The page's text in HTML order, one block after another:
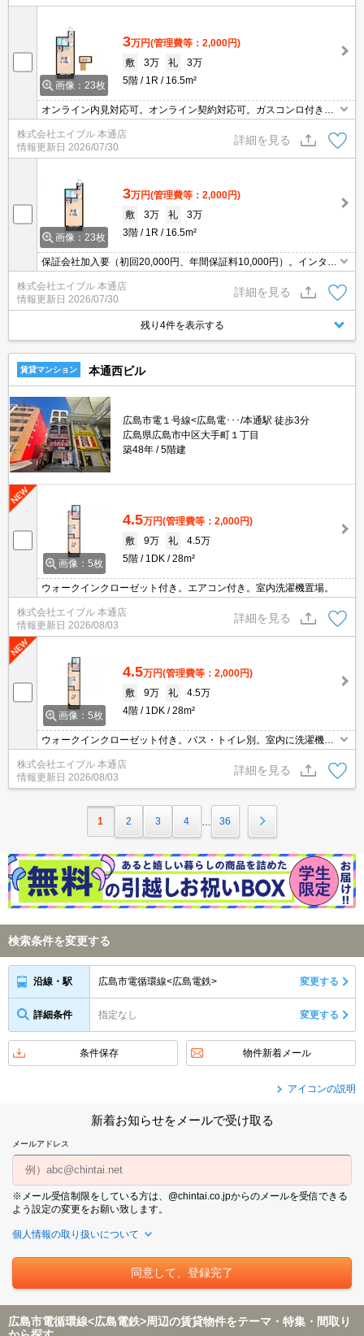
画像：23枚
3万円(管理費等：2,000円)
敷
3万 礼
3万
5階
1R 16.5m²
オンライン内見対応可。オンライン契約対応可。ガスコンロ付き。
インターネット無料。24時間営業のスーパーへ100m。
株式会社エイブル 本通店
情報更新日 2026/07/30
詳細を見る
画像：23枚
3万円(管理費等：2,000円)
敷
3万 礼
3万
3階
1R 16.5m²
保証会社加入要（初回20,000円、年間保証料10,000円）。インター
ネット無料。
株式会社エイブル 本通店
情報更新日 2026/07/30
詳細を見る
残り4件を表示する
賃貸マンション 本通西ビル
広島市電１号線<広島電･･･/本通駅 徒歩3分
広島県広島市中区大手町１丁目
築48年
5階建
画像：5枚
4.5万円(管理費等：2,000円)
敷
9万 礼
4.5万
5階
1DK 28m²
ウォークインクローゼット付き。エアコン付き。室内洗濯機置場。
株式会社エイブル 本通店
情報更新日 2026/08/03
詳細を見る
画像：5枚
4.5万円(管理費等：2,000円)
敷
9万 礼
4.5万
4階
1DK 28m²
ウォークインクローゼット付き。バス・トイレ別。室内に洗濯機置
場あり。
株式会社エイブル 本通店
情報更新日 2026/08/03
詳細を見る
1 2 3 4 36
検索条件を変更する
沿線・駅 広島市電循環線<広島電鉄> 変更する
詳細条件 指定なし 変更する
条件保存 物件新着メール
アイコンの説明
新着お知らせをメールで受け取る
メールアドレス
※メール受信制限をしている方は、@chintai.co.jpからのメールを受信できる
よう設定の変更をお願い致します。
個人情報の取り扱いについて
広島市電循環線<広島電鉄>周辺の賃貸物件をテーマ・特集・間取り